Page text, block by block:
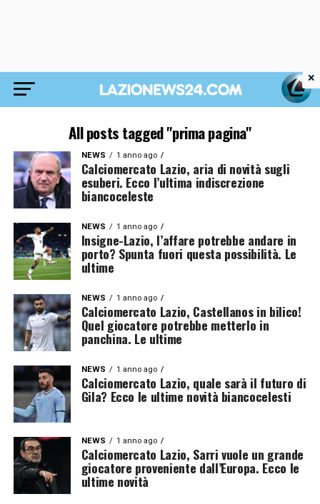
All posts tagged "prima pagina"
NEWS 1 anno ago
Calciomercato Lazio, aria di novità sugli
esuberi. Ecco l’ultima indiscrezione
biancoceleste
NEWS 1 anno ago
Insigne-Lazio, l’affare potrebbe andare in
porto? Spunta fuori questa possibilità. Le
ultime
NEWS 1 anno ago
Calciomercato Lazio, Castellanos in bilico!
Quel giocatore potrebbe metterlo in
panchina. Le ultime
NEWS 1 anno ago
Calciomercato Lazio, quale sarà il futuro di
Gila? Ecco le ultime novità biancocelesti
NEWS 1 anno ago
Calciomercato Lazio, Sarri vuole un grande
giocatore proveniente dall’Europa. Ecco le
ultime novità
×